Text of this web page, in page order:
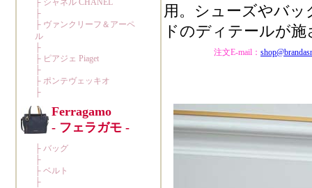
用。シューズやバ
ドのディテールが
注文E-mail：